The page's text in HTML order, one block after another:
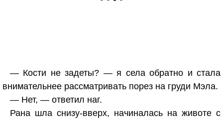
— Кости не задеты? — я села обратно и стала
внимательнее рассматривать порез на груди Мэла.
— Нет, — ответил наг.
Рана шла снизу-вверх, начиналась на животе с